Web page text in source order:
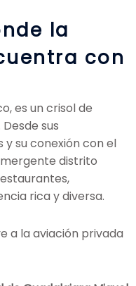
la
con
es un crisol de
sus
y su conexión con el
distrito
rica y diversa.
a la aviación privada